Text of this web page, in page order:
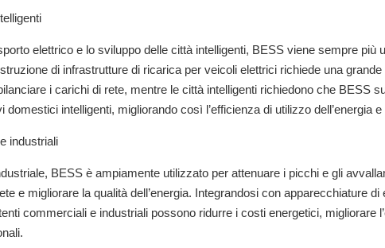
elettrico e lo sviluppo delle città intelligenti, BESS viene sempre più
di infrastrutture di ricarica per veicoli elettrici richiede una
i carichi di rete, mentre le città intelligenti richiedono che BESS
intelligenti, migliorando così l’efficienza di utilizzo dell’energia
industriali
BESS è ampiamente utilizzato per attenuare i picchi e gli
e migliorare la qualità dell’energia. Integrandosi con apparecchiature
commerciali e industriali possono ridurre i costi energetici, migliorare